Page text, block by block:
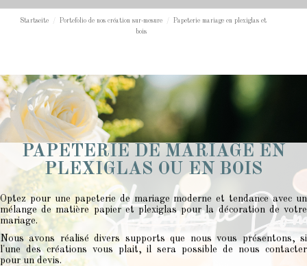
Startseite Portefolio de nos création sur-mesure
Papeterie mariage en plexiglas et
bois
PAPETERIE DE MARIAGE EN
PLEXIGLAS OU EN BOIS
Optez pour une papeterie de mariage moderne et tendance avec un
mélange de matière papier et plexiglas pour la décoration de votre
mariage.
Nous avons réalisé divers supports que nous vous présentons, si
l'une des créations vous plait, il sera possible de nous contacter
pourun devis.